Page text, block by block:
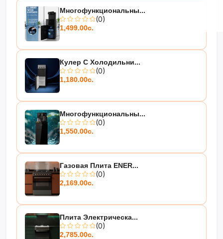
Многофункциональны...
(0)
1,499.00с.
Кулер С Холодильни...
(0)
1,180.00с.
Многофункциональны...
(0)
1,550.00с.
Газовая Плита ENER...
(0)
2,169.00с.
Плита Электрическа...
(0)
2,785.00с.